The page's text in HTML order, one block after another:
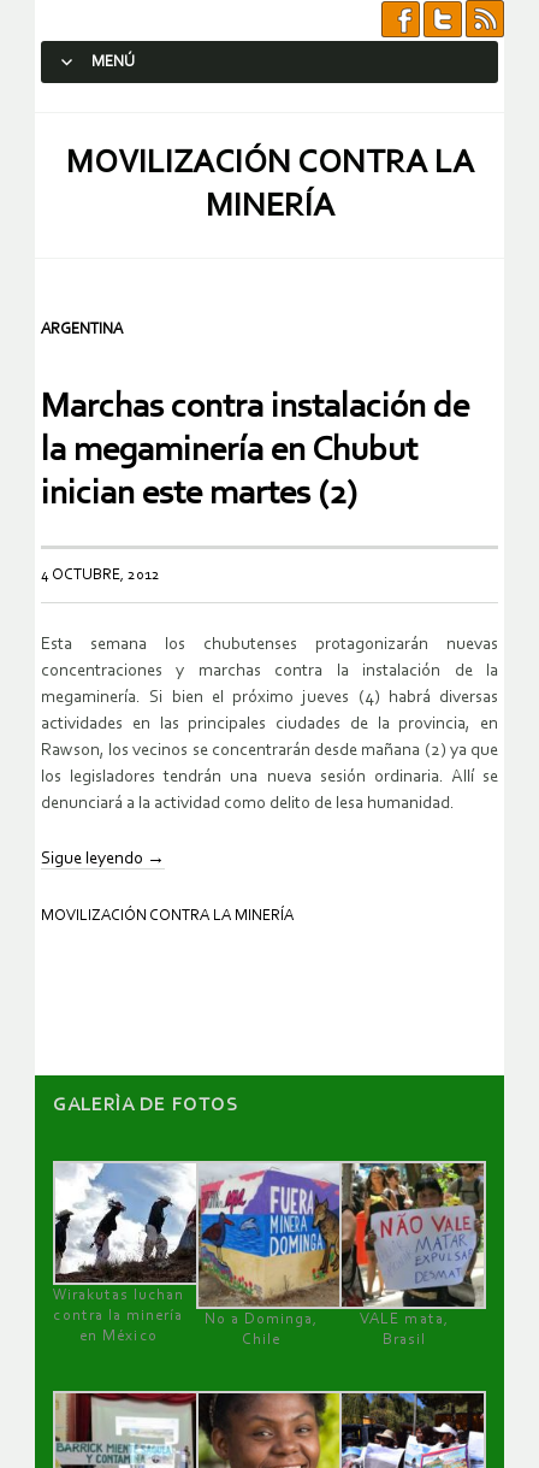
MENÚ
MOVILIZACIÓN CONTRA LA
MINERÍA
ARGENTINA
Marchas contra instalación de
la megaminería en Chubut
inician este martes (2)
4 OCTUBRE, 2012
Esta semana los chubutenses protagonizarán nuevas
concentraciones y marchas contra la instalación de la
megaminería. Si bien el próximo jueves (4) habrá diversas
actividades en las principales ciudades de la provincia, en
Rawson, los vecinos se concentrarán desde mañana (2) ya que
los legisladores tendrán una nueva sesión ordinaria. Allí se
denunciará a la actividad como delito de lesa humanidad.
Sigue leyendo →
MOVILIZACIÓN CONTRA LA MINERÍA
GALERÌA DE FOTOS
Wirakutas luchan
contra la minería
en México
No a Dominga,
Chile
VALE mata,
Brasil